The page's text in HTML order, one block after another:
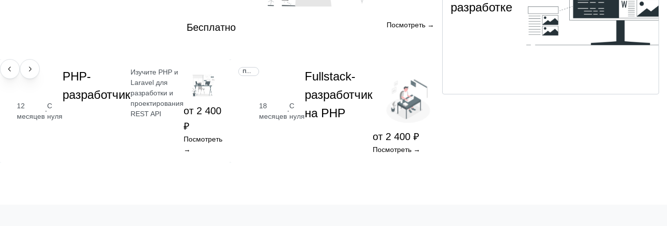
Бесплатно Посмотреть →
ПРОФЕССИЯ
12
месяцев
·
С
нуля
РНР-
разработчик
Изучите PHP и
Laravel для
разработки и
проектирования
REST API
от 2 400
₽
Посмотреть
→
18
месяцев
·
С
нуля
Fullstack-
разработчик
на PHP
от 2 400 ₽
Посмотреть →
В
и чистый
разработке